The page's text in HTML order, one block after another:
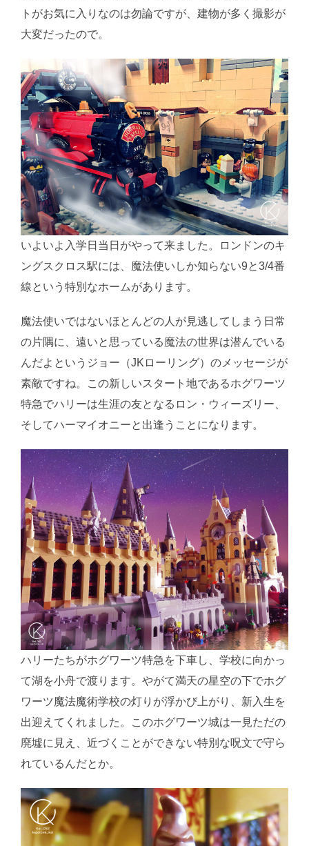
トがお気に入りなのは勿論ですが、建物が多く撮影が
大変だったので。
いよいよ入学日当日がやって来ました。ロンドンのキ
ングスクロス駅には、魔法使いしか知らない9と3/4番
線という特別なホームがあります。
魔法使いではないほとんどの人が見逃してしまう日常
の片隅に、遠いと思っている魔法の世界は潜んでいる
んだよというジョー（JKローリング）のメッセージが
素敵ですね。この新しいスタート地であるホグワーツ
特急でハリーは生涯の友となるロン・ウィーズリー、
そしてハーマイオニーと出逢うことになります。
ハリーたちがホグワーツ特急を下車し、学校に向かっ
て湖を小舟で渡ります。やがて満天の星空の下でホグ
ワーツ魔法魔術学校の灯りが浮かび上がり、新入生を
出迎えてくれました。このホグワーツ城は一見ただの
廃墟に見え、近づくことができない特別な呪文で守ら
れているんだとか。